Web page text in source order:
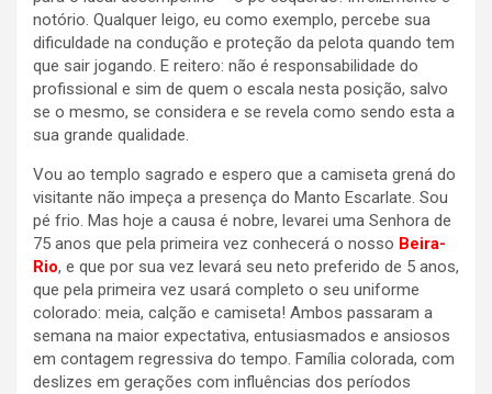
notório. Qualquer leigo, eu como exemplo, percebe sua
dificuldade na condução e proteção da pelota quando tem
que sair jogando. E reitero: não é responsabilidade do
profissional e sim de quem o escala nesta posição, salvo
se o mesmo, se considera e se revela como sendo esta a
sua grande qualidade.
Vou ao templo sagrado e espero que a camiseta grená do
visitante não impeça a presença do Manto Escarlate. Sou
pé frio. Mas hoje a causa é nobre, levarei uma Senhora de
75 anos que pela primeira vez conhecerá o nosso Beira-
Rio, e que por sua vez levará seu neto preferido de 5 anos,
que pela primeira vez usará completo o seu uniforme
colorado: meia, calção e camiseta! Ambos passaram a
semana na maior expectativa, entusiasmados e ansiosos
em contagem regressiva do tempo. Família colorada, com
deslizes em gerações com influências dos períodos